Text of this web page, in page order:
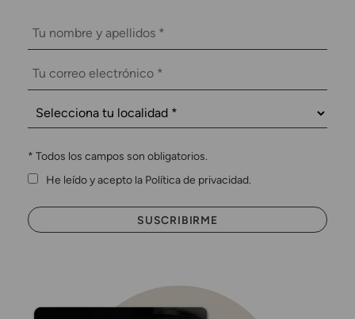
* Todos los campos son obligatorios.
He leído y acepto la Política de privacidad.